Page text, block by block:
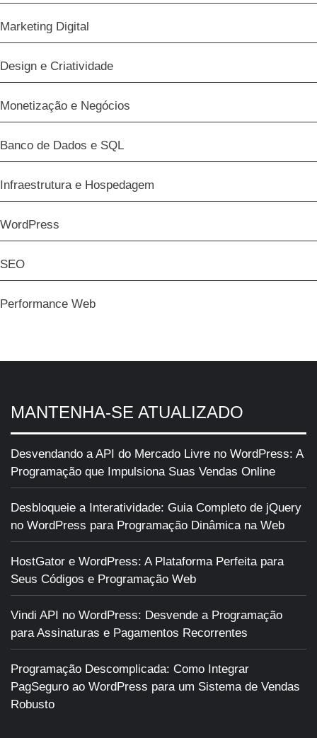
Marketing Digital
Design e Criatividade
Monetização e Negócios
Banco de Dados e SQL
Infraestrutura e Hospedagem
WordPress
SEO
Performance Web
MANTENHA-SE ATUALIZADO
Desvendando a API do Mercado Livre no WordPress: A
Programação que Impulsiona Suas Vendas Online
Desbloqueie a Interatividade: Guia Completo de jQuery
no WordPress para Programação Dinâmica na Web
HostGator e WordPress: A Plataforma Perfeita para
Seus Códigos e Programação Web
Vindi API no WordPress: Desvende a Programação
para Assinaturas e Pagamentos Recorrentes
Programação Descomplicada: Como Integrar
PagSeguro ao WordPress para um Sistema de Vendas
Robusto